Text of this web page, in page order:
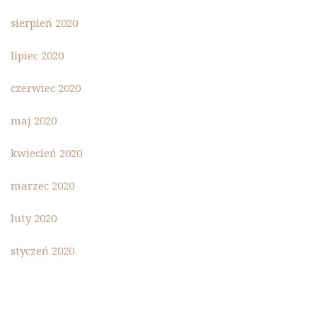
sierpień 2020
lipiec 2020
czerwiec 2020
maj 2020
kwiecień 2020
marzec 2020
luty 2020
styczeń 2020